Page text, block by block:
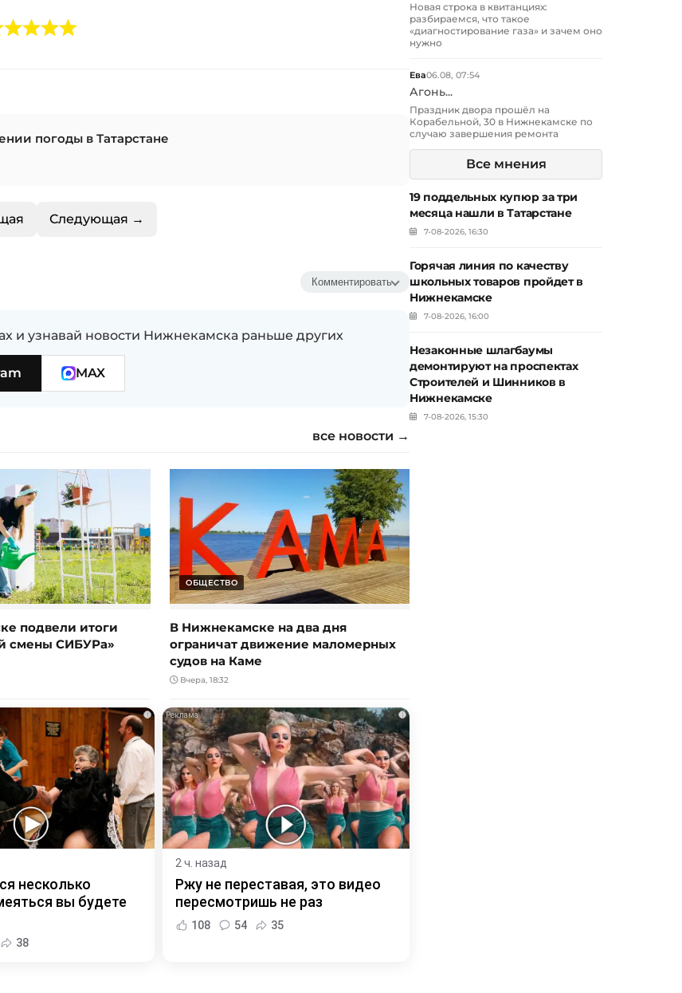
погоды в Татарстане
Следующая →
Комментировать
и узнавай новости Нижнекамска раньше других
MAX
все новости →
подвели итоги
смены СИБУРа»
ОБЩЕСТВО
В Нижнекамске на два дня
ограничат движение маломерных
судов на Каме
Вчера, 18:32
i
несколько
вы будете
38
i
2 ч. назад
Ржу не переставая, это видео
пересмотришь не раз
108 54 35
Новая строка в квитанциях:
разбираемся, что такое
«диагностирование газа» и зачем оно
нужно
Ева06.08, 07:54
Агонь...
Праздник двора прошёл на
Корабельной, 30 в Нижнекамске по
случаю завершения ремонта
Все мнения
19 поддельных купюр за три
месяца нашли в Татарстане
7-08-2026, 16:30
Горячая линия по качеству
школьных товаров пройдет в
Нижнекамске
7-08-2026, 16:00
Незаконные шлагбаумы
демонтируют на проспектах
Строителей и Шинников в
Нижнекамске
7-08-2026, 15:30